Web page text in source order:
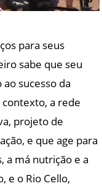
para seus
sabe que seu
sucesso da
a rede
projeto de
e que age para
a má nutrição e a
e o Rio Cello,